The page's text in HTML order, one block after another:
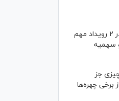
گل‌خندان: جنگ، مانع حضورمان در ۲ رویداد مهم
سهمیه
جز
برخی چهره‌ها